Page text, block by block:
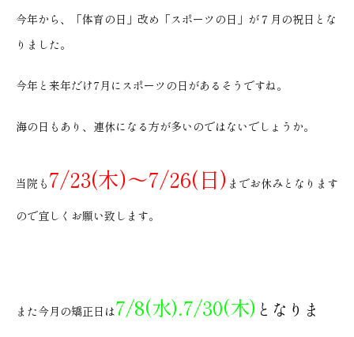
今年から、「体育の日」改め「スポーツの日」が７月の祝日とな
りました。
今年と来年だけ7月にスポーツの日があるそうですね。
海の日もあり、連休になる方が多いのではないでしょうか。
当院も 7/23(木)〜7/26(日) までお休みとなります
ので宜しくお願い致します。
また今月の矯正日は7/8(水).7/30(木) となりま